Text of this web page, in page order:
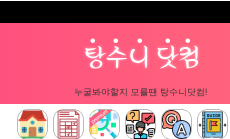
누굴봐야할지 모를땐 탕수니닷컴!